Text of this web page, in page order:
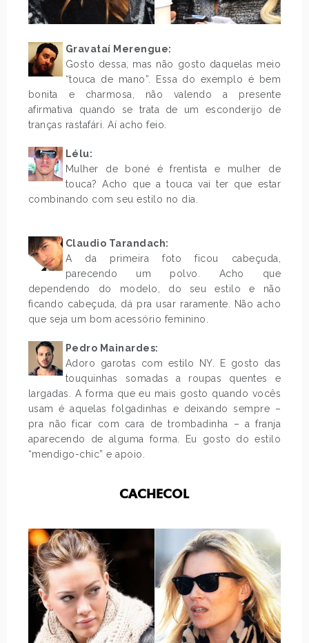
Gravataí Merengue:
Gosto dessa, mas não gosto daquelas meio
“touca de mano”. Essa do exemplo é bem
bonita e charmosa, não valendo a presente
afirmativa quando se trata de um esconderijo de
tranças rastafári. Aí acho feio.
Lélu:
Mulher de boné é frentista e mulher de
touca? Acho que a touca vai ter que estar
combinando com seu estilo no dia.
Claudio Tarandach:
A da primeira foto ficou cabeçuda,
parecendo um polvo. Acho que
dependendo do modelo, do seu estilo e não
ficando cabeçuda, dá pra usar raramente. Não acho
que seja um bom acessório feminino.
Pedro Mainardes:
Adoro garotas com estilo NY. E gosto das
touquinhas somadas a roupas quentes e
largadas. A forma que eu mais gosto quando vocês
usam é aquelas folgadinhas e deixando sempre –
pra não ficar com cara de trombadinha – a franja
aparecendo de alguma forma. Eu gosto do estilo
“mendigo-chic” e apoio.
CACHECOL